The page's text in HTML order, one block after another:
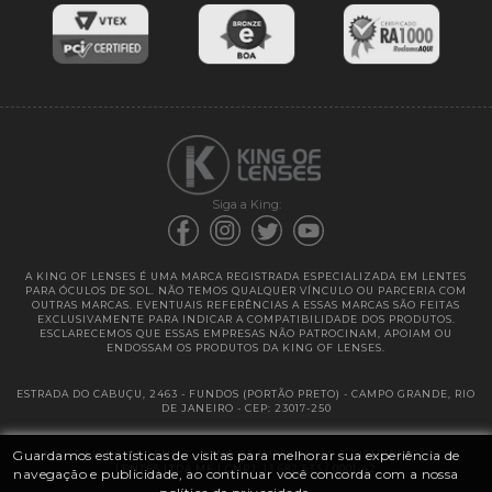
Guardamos estatísticas de visitas para melhorar sua experiência de
navegação e publicidade, ao continuar você concorda com a nossa
Entregas
Siga a King:
A KING OF LENSES É UMA MARCA REGISTRADA ESPECIALIZADA EM LENTES
PARA ÓCULOS DE SOL. NÃO TEMOS QUALQUER VÍNCULO OU PARCERIA COM
OUTRAS MARCAS. EVENTUAIS REFERÊNCIAS A ESSAS MARCAS SÃO FEITAS
EXCLUSIVAMENTE PARA INDICAR A COMPATIBILIDADE DOS PRODUTOS.
ESCLARECEMOS QUE ESSAS EMPRESAS NÃO PATROCINAM, APOIAM OU
ENDOSSAM OS PRODUTOS DA KING OF LENSES.
ESTRADA DO CABUÇU, 2463 - FUNDOS (PORTÃO PRETO) - CAMPO GRANDE, RIO
DE JANEIRO - CEP: 23017-250
@ 2025 | KING OF LENSES - KING OF IMPORTAÇÃO E DISTRIBUIÇÃO DE
LENTES LTDA ME | CNPJ: 13.682.533 / 0001-42